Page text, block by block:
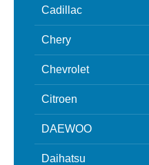
Cadillac
Chery
Chevrolet
Citroen
DAEWOO
Daihatsu